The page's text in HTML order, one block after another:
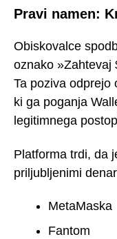
Pravi namen:
Obiskovalce
oznako »Zahtevaj
Ta poziva odprejo
ki ga poganja
legitimnega
Platforma trdi, da
priljubljenimi
MetaMaska
Fantom